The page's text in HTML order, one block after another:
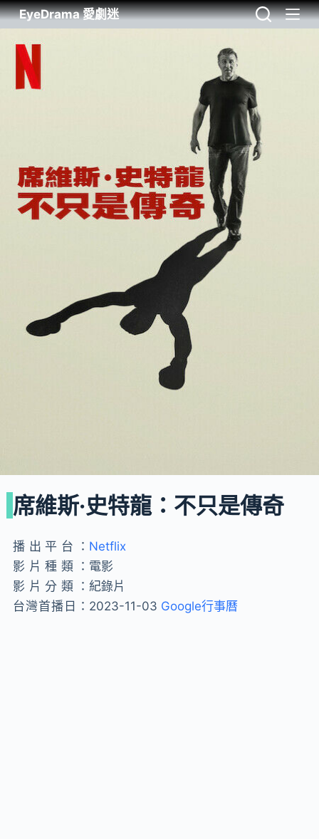
EyeDrama 愛劇迷
席維斯·史特龍：不只是傳奇
播出平台： Netflix
影片種類： 電影
影片分類： 紀錄片
台灣首播日： 2023-11-03 Google行事曆